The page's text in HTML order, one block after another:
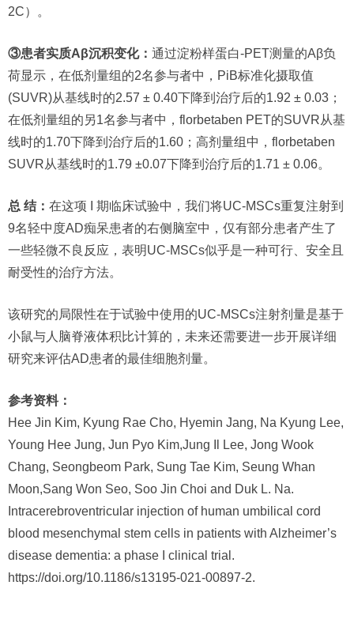
2C）。
③患者实质Aβ沉积变化： 通过淀粉样蛋白-PET测量的Aβ负
荷显示，在低剂量组的2名参与者中，PiB标准化摄取值
(SUVR)从基线时的2.57 ± 0.40下降到治疗后的1.92 ± 0.03；
在低剂量组的另1名参与者中，florbetaben PET的SUVR从基
线时的1.70下降到治疗后的1.60；高剂量组中，florbetaben
SUVR从基线时的1.79 ±0.07下降到治疗后的1.71 ± 0.06。
总 结： 在这项 I 期临床试验中，我们将UC-MSCs重复注射到
9名轻中度AD痴呆患者的右侧脑室中，仅有部分患者产生了
一些轻微不良反应，表明UC-MSCs似乎是一种可行、安全且
耐受性的治疗方法。
该研究的局限性在于试验中使用的UC-MSCs注射剂量是基于
小鼠与人脑脊液体积比计算的，未来还需要进一步开展详细
研究来评估AD患者的最佳细胞剂量。
参考资料：
Hee Jin Kim, Kyung Rae Cho, Hyemin Jang, Na Kyung Lee,
Young Hee Jung, Jun Pyo Kim,Jung Il Lee, Jong Wook
Chang, Seongbeom Park, Sung Tae Kim, Seung Whan
Moon,Sang Won Seo, Soo Jin Choi and Duk L. Na.
Intracerebroventricular injection of human umbilical cord
blood mesenchymal stem cells in patients with Alzheimer’s
disease dementia: a phase I clinical trial.
https://doi.org/10.1186/s13195-021-00897-2.